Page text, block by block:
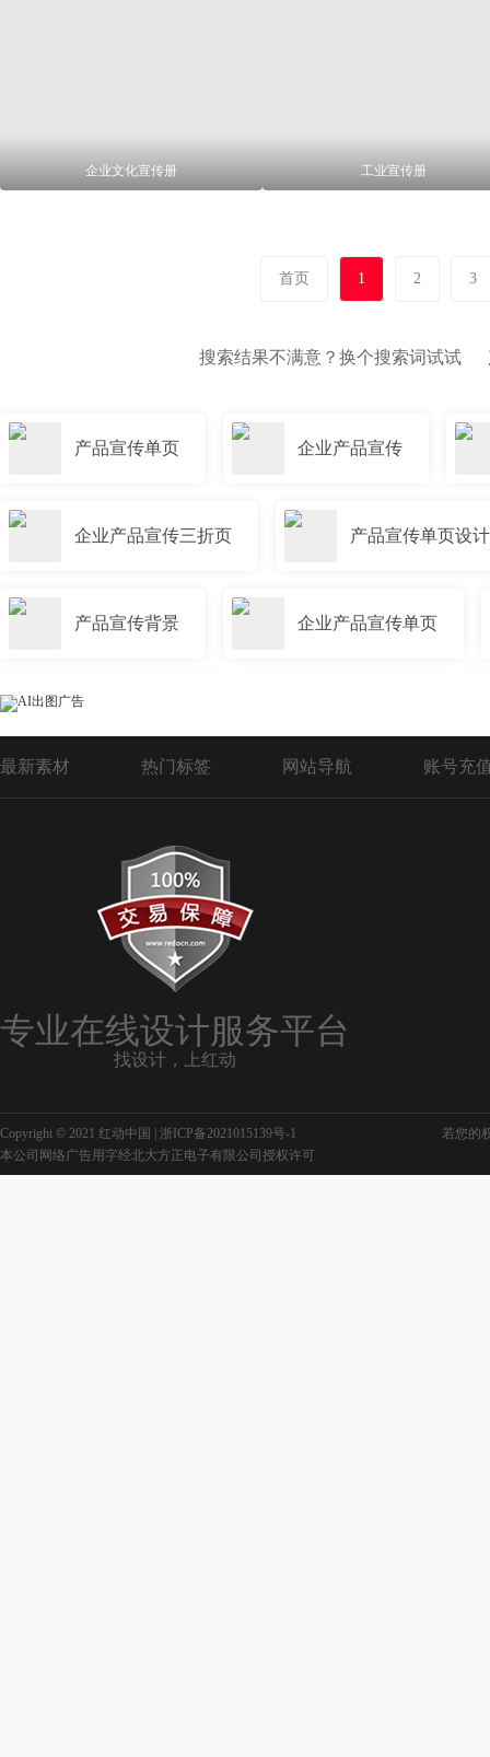
企业文化宣传册 工业宣传册
首页 1 2 3
搜索结果不满意？换个搜索词试试
产品宣传单页 企业产品宣传
企业产品宣传三折页 产品宣传单页设计
产品宣传背景 企业产品宣传单页
产品宣传三折页
保险产品宣传 产品宣传背景图
公司产品宣传ppt模板
产品宣传海报设计
公司产品宣传
最新素材 热门标签 网站导航 账号充
专业在线设计服务平台
找设计，上红动
Copyright © 2021 红动中国 | 浙ICP备2021015139号-1
若您的
本公司网络广告用字经北大方正电子有限公司授权许可